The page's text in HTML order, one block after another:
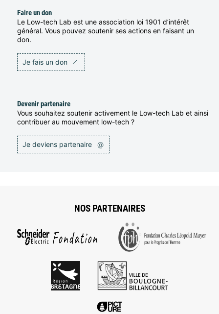
Faire un don
Le Low-tech Lab est une association loi 1901 d’intérêt
général. Vous pouvez soutenir ses actions en faisant un
don.
Je fais un don
Devenir partenaire
Vous souhaitez soutenir activement le Low-tech Lab et ainsi
contribuer au mouvement low-tech ?
Je deviens partenaire @
NOS PARTENAIRES